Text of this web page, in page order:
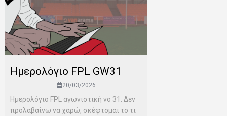
Ημερολόγιο FPL GW31
20/03/2026
Ημερολόγιο FPL αγωνιστική νο 31. Δεν
προλαβαίνω να χαρώ, σκέφτομαι το τι